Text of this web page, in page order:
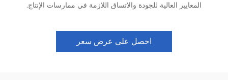
المعايير العالية للجودة والاتساق اللازمة في ممارسات الإنتاج.
احصل على عرض سعر